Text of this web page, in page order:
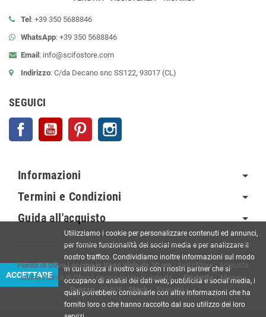
Tel: +39 350 5688846
WhatsApp: +39 350 5688846
Email: info@scifostore.com
Indirizzo: C/da Decano snc SS122, 93017 (CL)
SEGUICI
Facebook YouTube Pinterest
Informazioni
Termini e Condizioni
Guida all'acquisto
Pianta di Olivo Leccino in Vaso viola da 30 cm-ScifoStore-Acquista
online Pianta di Olivo Leccino in Vaso viola da...-Etichetta: Nuovo-
Prezzo:18.60€-Stock: Esaurito
ACCETTARE
Utilizziamo i cookie per personalizzare contenuti ed annunci,
per fornire funzionalità dei social media e per analizzare il
nostro traffico. Condividiamo inoltre informazioni sul modo
in cui utilizza il nostro sito con i nostri partner che si
occupano di analisi dei dati web, pubblicità e social media, i
quali potrebbero combinarle con altre informazioni che ha
fornito loro o che hanno raccolto dal suo utilizzo dei loro